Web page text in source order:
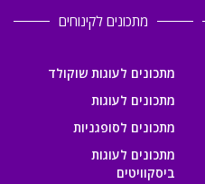
מתכונים לקינוחים
מתכונים לעוגות שוקולד
מתכונים לעוגות
מתכונים לסופגניות
מתכונים לעוגות
ביסקוויטים